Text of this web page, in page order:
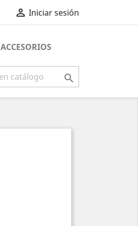
 Iniciar sesión
ACCESORIOS
